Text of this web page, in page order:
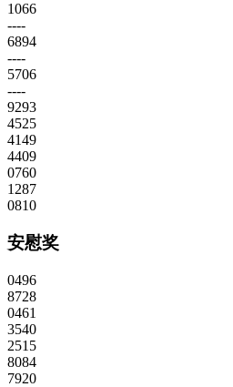
1066
----
6894
----
5706
----
9293
4525
4149
4409
0760
1287
0810
安慰奖
0496
8728
0461
3540
2515
8084
7920